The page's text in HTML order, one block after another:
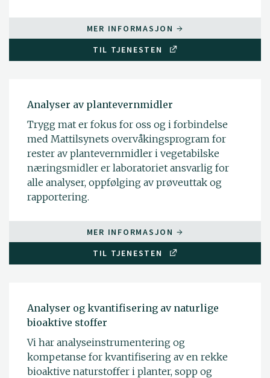
MER INFORMASJON
TIL TJENESTEN
Analyser av plantevernmidler
Trygg mat er fokus for oss og i forbindelse
med Mattilsynets overvåkingsprogram for
rester av plantevernmidler i vegetabilske
næringsmidler er laboratoriet ansvarlig for
alle analyser, oppfølging av prøveuttak og
rapportering.
MER INFORMASJON
TIL TJENESTEN
Analyser og kvantifisering av naturlige
bioaktive stoffer
Vi har analyseinstrumentering og
kompetanse for kvantifisering av en rekke
bioaktive naturstoffer i planter, sopp og